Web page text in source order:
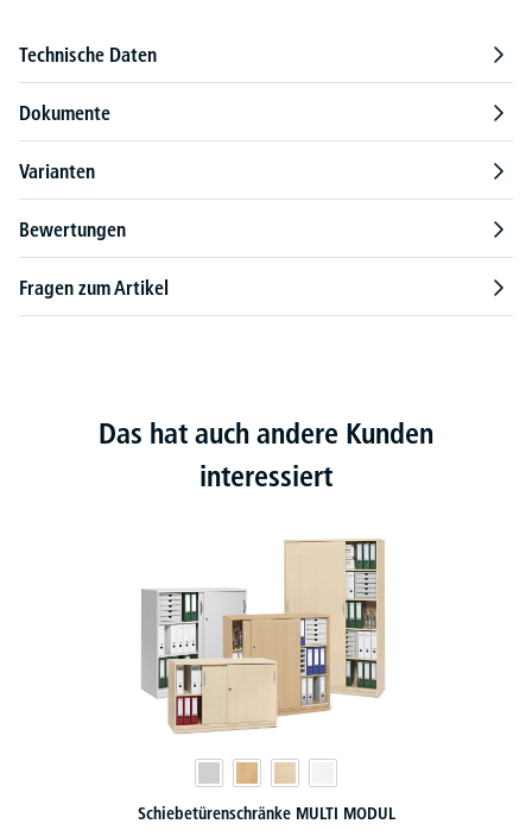
Technische Daten
Dokumente
Varianten
Bewertungen
Fragen zum Artikel
Das hat auch andere Kunden
interessiert
Schiebetürenschränke MULTI MODUL